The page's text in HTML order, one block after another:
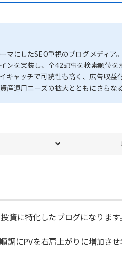
マにしたSEO重視のブログメディア。
ンを実装し、全42記事を検索順位を
キャッチで可読性も高く、広告収益化
産運用ニーズの拡大とともにさらな
資に特化したブログになります。
調にPVを右肩上がりに増加さ